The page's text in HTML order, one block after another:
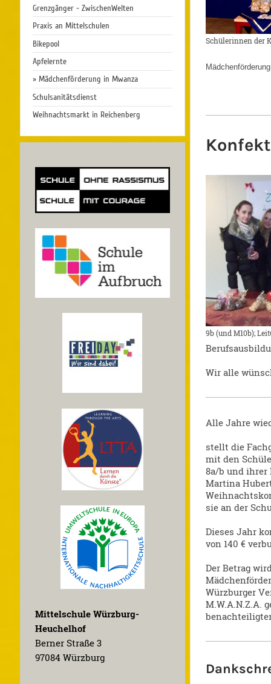
Schülerinnen der
9b (und M10b);
Wir alle
Alle Jahre
stellt die
mit den
8a/b und ihrer
Martina
sie an der
Dieses Jahr
von 140 €
Der Betrag
Würzburger
M.W.A.N.Z.A.
Grenzgänger - ZwischenWelten
Praxis an Mittelschulen
Bikepool
Apfelernte
Mädchenförderung in Mwanza
Schulsanitätsdienst
Weihnachtsmarkt in Reichenberg
Mittelschule Würzburg-
Heuchelhof
Berner Straße 3
97084 Würzburg